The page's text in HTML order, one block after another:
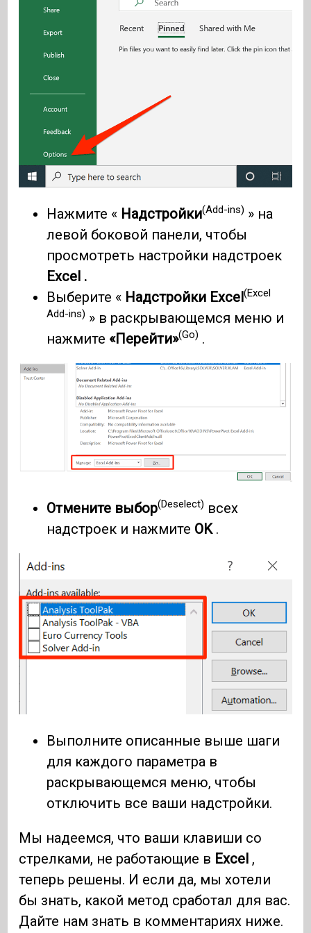
Нажмите « Надстройки(Add-ins) » на
левой боковой панели, чтобы
просмотреть настройки надстроек
Excel .
Выберите « Надстройки Excel(Excel
Add-ins) » в раскрывающемся меню и
нажмите «Перейти»(Go) .
Отмените выбор(Deselect) всех
надстроек и нажмите OK.
Выполните описанные выше шаги
для каждого параметра в
раскрывающемся меню, чтобы
отключить все ваши надстройки.
Мы надеемся, что ваши клавиши со
стрелками, не работающие в Excel ,
теперь решены. И если да, мы хотели
бы знать, какой метод сработал для вас.
Дайте нам знать в комментариях ниже.